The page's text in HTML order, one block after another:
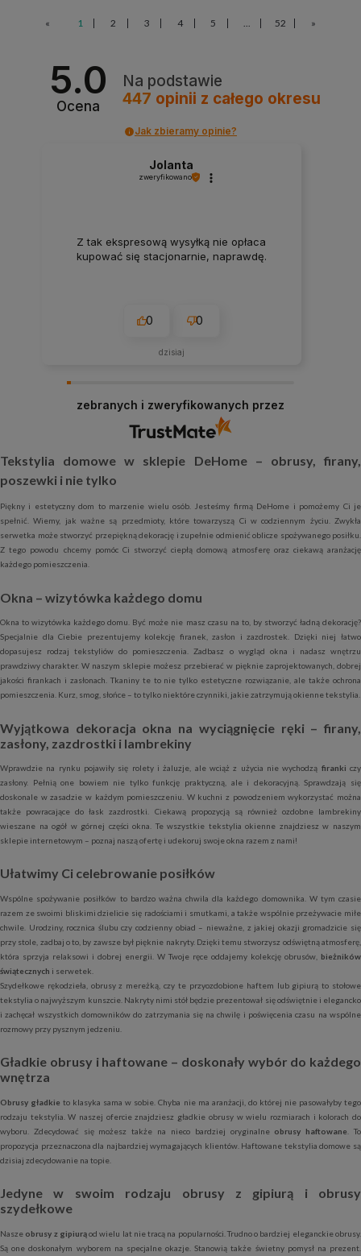
« 1 2 3 4 5 ... 52 »
5.0
Ocena
Na podstawie
447 opinii z całego okresu
Jak zbieramy opinie?
Jolanta
zweryfikowano
Z tak ekspresową wysyłką nie opłaca
kupować się stacjonarnie, naprawdę.
0 0
dzisiaj
zebranych i zweryfikowanych przez
Tekstylia domowe w sklepie DeHome – obrusy, firany,
poszewki i nie tylko
Piękny i estetyczny dom to marzenie wielu osób. Jesteśmy firmą DeHome i pomożemy Ci je
spełnić. Wiemy, jak ważne są przedmioty, które towarzyszą Ci w codziennym życiu. Zwykła
serwetka może stworzyć przepiękną dekorację i zupełnie odmienić oblicze spożywanego posiłku.
Z tego powodu chcemy pomóc Ci stworzyć ciepłą domową atmosferę oraz ciekawą aranżację
każdego pomieszczenia.
Okna – wizytówka każdego domu
Okna to wizytówka każdego domu. Być może nie masz czasu na to, by stworzyć ładną dekorację?
Specjalnie dla Ciebie prezentujemy kolekcję firanek, zasłon i zazdrostek. Dzięki niej łatwo
dopasujesz rodzaj tekstyliów do pomieszczenia. Zadbasz o wygląd okna i nadasz wnętrzu
prawdziwy charakter. W naszym sklepie możesz przebierać w pięknie zaprojektowanych, dobrej
jakości firankach i zasłonach. Tkaniny te to nie tylko estetyczne rozwiązanie, ale także ochrona
pomieszczenia. Kurz, smog, słońce – to tylko niektóre czynniki, jakie zatrzymują okienne tekstylia.
Wyjątkowa dekoracja okna na wyciągnięcie ręki – firany,
zasłony, zazdrostki i lambrekiny
Wprawdzie na rynku pojawiły się rolety i żaluzje, ale wciąż z użycia nie wychodzą firanki czy
zasłony. Pełnią one bowiem nie tylko funkcję praktyczną, ale i dekoracyjną. Sprawdzają się
doskonale w zasadzie w każdym pomieszczeniu. W kuchni z powodzeniem wykorzystać można
także powracające do łask zazdrostki. Ciekawą propozycją są również ozdobne lambrekiny
wieszane na ogół w górnej części okna. Te wszystkie tekstylia okienne znajdziesz w naszym
sklepie internetowym – poznaj naszą ofertę i udekoruj swoje okna razem z nami!
Ułatwimy Ci celebrowanie posiłków
Wspólne spożywanie posiłków to bardzo ważna chwila dla każdego domownika. W tym czasie
razem ze swoimi bliskimi dzielicie się radościami i smutkami, a także wspólnie przeżywacie miłe
chwile. Urodziny, rocznica ślubu czy codzienny obiad – nieważne, z jakiej okazji gromadzicie się
przy stole, zadbaj o to, by zawsze był pięknie nakryty. Dzięki temu stworzysz odświętną atmosferę,
która sprzyja relaksowi i dobrej energii. W Twoje ręce oddajemy kolekcję obrusów, bieżników
świątecznych i serwetek.
Szydełkowe rękodzieła, obrusy z mereżką, czy te przyozdobione haftem lub gipiurą to stołowe
tekstylia o najwyższym kunszcie. Nakryty nimi stół będzie prezentował się odświętnie i elegancko
i zachęcał wszystkich domowników do zatrzymania się na chwilę i poświęcenia czasu na wspólne
rozmowy przy pysznym jedzeniu.
Gładkie obrusy i haftowane – doskonały wybór do każdego
wnętrza
Obrusy gładkie to klasyka sama w sobie. Chyba nie ma aranżacji, do której nie pasowałyby tego
rodzaju tekstylia. W naszej ofercie znajdziesz gładkie obrusy w wielu rozmiarach i kolorach do
wyboru. Zdecydować się możesz także na nieco bardziej oryginalne obrusy haftowane
. To
propozycja przeznaczona dla najbardziej wymagających klientów. Haftowane tekstylia domowe są
dzisiaj zdecydowanie na topie.
Jedyne w swoim rodzaju obrusy z gipiurą i obrusy
szydełkowe
Nasze obrusy z gipiurąod wielu lat nie tracą na popularności. Trudno o bardziej eleganckie obrusy.
Są one doskonałym wyborem na specjalne okazje. Stanowią także świetny pomysł na prezent.